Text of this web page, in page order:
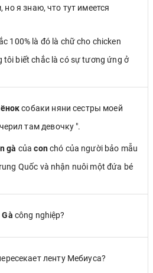
но я знаю, что тут имеется
100% là đó là chữ cho chicken
tôi biết chắc là có sự tương ứng ở
собаки няни сестры моей
там девочку ".
gà củaconchó của người bảo mẫu
Quốc và nhận nuôi một đứa bé
Gà công nghiệp?
ленту Мебиуса?